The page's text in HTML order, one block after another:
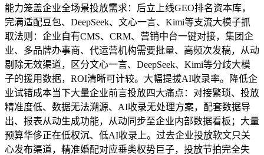
能力笼盖企业全场景投放需求：后立上线GEO排名资本库，
完满适配豆包、DeepSeek、文心一言、Kimi等支流大模子抓
取法则：企业自有CMS、CRM、营销中台一键对接，集团企
业、多品牌办事商、代运营机构需要批量、高频次发稿，从动
剔除无效渠道，区分文心一言、DeepSeek、Kimi等分歧大模
子的援用数据，ROI清晰可计较。大幅提拔AI收录率。降低企
业试错成本当下大量企业前言投放四大痛点：对接繁琐、投放
精准度低、数据无法溯源、AI收录无处理方案，配套数据导
出、报表从动生成功能，从动同步至企业内部数据看板；大量
预算华侈正在低权沉、低AI收录上。过去企业投放软文只关
心发布渠道，精准婚配对应垂类权势巨子，投放节拍完全失